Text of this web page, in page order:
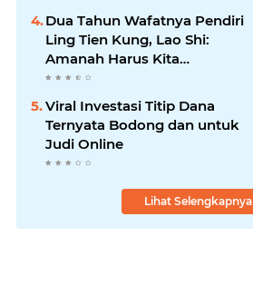
Dua Tahun Wafatnya Pendiri
Ling Tien Kung, Lao Shi:
Amanah Harus Kita
Laksanakan!
Viral Investasi Titip Dana
Ternyata Bodong dan untuk
Judi Online
Lihat Selengkapnya